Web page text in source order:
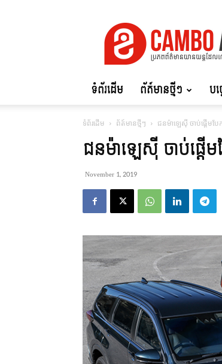
Auto
ទំព័រដើម ព័ត៍មានថ្មីៗ បច្
ទំព័រដើម ព័ត៍មានថ្មីៗ ជនម៉ាឡេស៊ី ចាប់ផ្ដើមបែ
ជនម៉ាឡេស៊ី ចាប់ផ្ដើ
November 1, 2019